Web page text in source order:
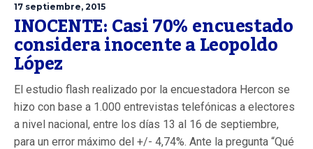
17 septiembre, 2015
INOCENTE: Casi 70% encuestado
considera inocente a Leopoldo
López
El estudio flash realizado por la encuestadora Hercon se
hizo con base a 1.000 entrevistas telefónicas a electores
a nivel nacional, entre los días 13 al 16 de septiembre,
para un error máximo del +/- 4,74%. Ante la pregunta “Qué